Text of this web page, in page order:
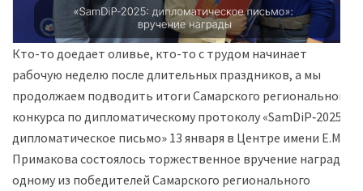
Кто-то доедает оливье, кто-то с трудом начинает
рабочую неделю после длительных праздников, а мы
продолжаем подводить итоги Самарского регионального
конкурса по дипломатическому протоколу «SamDiP‑2025:
дипломатическое письмо» 13 января в Центре имени Е.М.
Примакова состоялось торжественное вручение награды
одному из победителей Самарского регионального